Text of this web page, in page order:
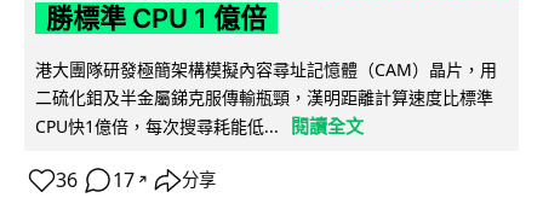
勝標準 CPU 1 億倍
港大團隊研發極簡架構模擬內容尋址記憶體（CAM）晶片，用
二硫化鉬及半金屬銻克服傳輸瓶頸，漢明距離計算速度比標準
CPU快1億倍，每次搜尋耗能低...
閱讀全文
36 17 ↗ 分享